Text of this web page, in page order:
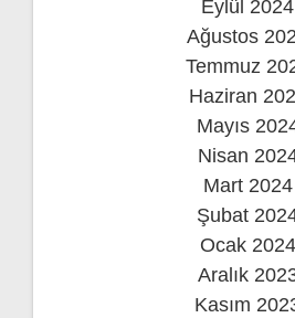
Eylül 2024
Ağustos
Temmuz
Haziran
Mayıs
Nisan
Mart 2024
Şubat
Ocak 2024
Aralık
Kasım